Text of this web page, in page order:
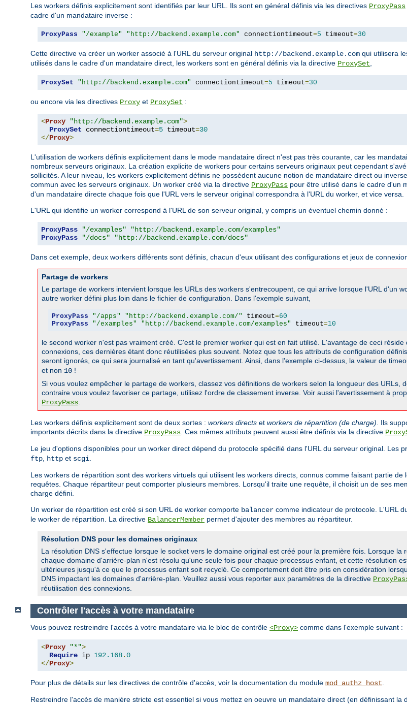
Les workers définis explicitement sont identifiés par leur URL. Ils sont en général définis via les directives ProxyPass
cadre d'un mandataire inverse :
ProxyPass "/example" "http://backend.example.com" connectiontimeout=5 timeout=30
Cette directive va créer un worker associé à l'URL du serveur original http://backend.example.com qui utilisera
utilisés dans le cadre d'un mandataire direct, les workers sont en général définis via la directive ProxySet
ProxySet "http://backend.example.com" connectiontimeout=5 timeout=30
ou encore via les directives Proxy et ProxySet :
<Proxy "http://backend.example.com">
ProxySet connectiontimeout=5 timeout=30
</Proxy>
L'utilisation de workers définis explicitement dans le mode mandataire direct n'est pas très courante, car les
nombreux serveurs originaux. La création explicite de workers pour certains serveurs originaux peut cependant
sollicités. A leur niveau, les workers explicitement définis ne possèdent aucune notion de mandataire direct ou
commun avec les serveurs originaux. Un worker créé via la directive ProxyPass pour être utilisé dans le cadre d'un
d'un mandataire directe chaque fois que l'URL vers le serveur original correspondra à l'URL du worker, et vice versa.
L'URL qui identifie un worker correspond à l'URL de son serveur original, y compris un éventuel chemin donné :
ProxyPass "/examples"
"http://backend.example.com/examples"
ProxyPass
"/docs" "http://backend.example.com/docs"
Dans cet exemple, deux workers différents sont définis, chacun d'eux utilisant des configurations et jeux de
Partage de workers
Le partage de workers intervient lorsque les URLs des workers s'entrecoupent, ce qui arrive lorsque l'URL d'un
autre worker défini plus loin dans le fichier de configuration. Dans l'exemple suivant,
ProxyPass "/apps" "http://backend.example.com/" timeout=60
ProxyPass
"/examples" "http://backend.example.com/examples" timeout=10
le second worker n'est pas vraiment créé. C'est le premier worker qui est en fait utilisé. L'avantage de ceci
connexions, ces dernières étant donc réutilisées plus souvent. Notez que tous les attributs de configuration
seront ignorés, ce qui sera journalisé en tant qu'avertissement. Ainsi, dans l'exemple ci-dessus, la valeur de
et non 10 !
Si vous voulez empêcher le partage de workers, classez vos définitions de workers selon la longueur des URLs,
contraire vous voulez favoriser ce partage, utilisez l'ordre de classement inverse. Voir aussi l'avertissement à
ProxyPass
Les workers définis explicitement sont de deux sortes : workers directs et workers de répartition (de charge) . Ils
importants décrits dans la directive ProxyPass . Ces mêmes attributs peuvent aussi être définis via la directive
Le jeu d'options disponibles pour un worker direct dépend du protocole spécifié dans l'URL du serveur original. Les
ftp
http et scgi
Les workers de répartition sont des workers virtuels qui utilisent les workers directs, connus comme faisant partie
requêtes. Chaque répartiteur peut comporter plusieurs membres. Lorsqu'il traite une requête, il choisit un de ses
charge défini.
Un worker de répartition est créé si son URL de worker comporte balancer comme indicateur de protocole. L'URL
le worker de répartition. La directive BalancerMember permet d'ajouter des membres au répartiteur.
Résolution DNS pour les domaines originaux
La résolution DNS s'effectue lorsque le socket vers le domaine original est créé pour la première fois. Lorsque la
chaque domaine d'arrière-plan n'est résolu qu'une seule fois pour chaque processus enfant, et cette résolution
ultérieures jusqu'à ce que le processus enfant soit recyclé. Ce comportement doit être pris en considération
DNS impactant les domaines d'arrière-plan. Veuillez aussi vous reporter aux paramètres de la directive
réutilisation des connexions.
Contrôler l'accès à votre mandataire
Vous pouvez restreindre l'accès à votre mandataire via le bloc de contrôle <Proxy> comme dans l'exemple suivant :
<Proxy "*">
Require ip 192.168.0
</Proxy>
Pour plus de détails sur les directives de contrôle d'accès, voir la documentation du module mod_authz_host
Restreindre l'accès de manière stricte est essentiel si vous mettez en oeuvre un mandataire direct (en définissant la